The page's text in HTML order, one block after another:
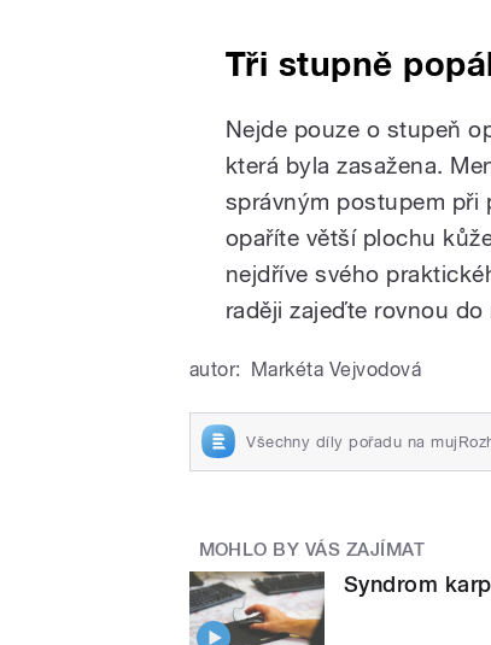
Tři stupně
Nejde pouze o stupeň
která byla zasažena.
správným postupem při
opaříte větší plochu
nejdříve svého
raději zajeďte rovnou do
autor: Markéta Vejvodová
Všechny díly pořadu na
MOHLO BY VÁS ZAJÍMAT
Syndrom